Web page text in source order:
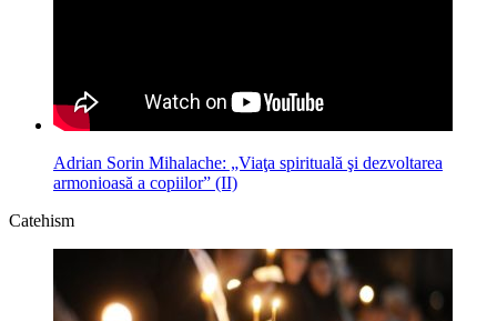
Adrian Sorin Mihalache: „Viaţa spirituală şi dezvoltarea
armonioasă a copiilor” (II)
Catehism